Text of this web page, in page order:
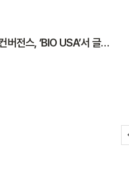
그래디언트 바이오컨버전스, ‘BIO USA’서 글로벌 파트너링 모색